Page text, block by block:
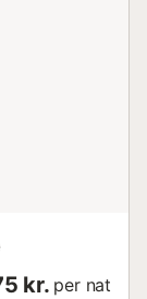
kr. per nat